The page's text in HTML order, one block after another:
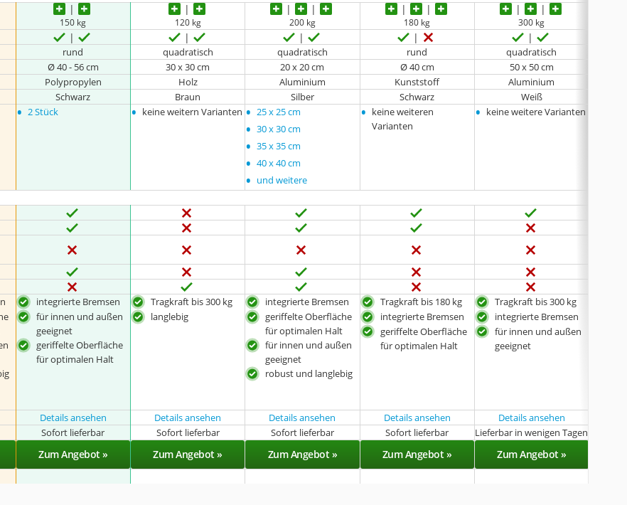
150 kg 120 kg 200 kg 180 kg 300 kg
rund quadratisch quadratisch rund
quadratisch
Ø 40 - 56 cm 30 x 30 cm 20 x 20 cm Ø 40 cm
50 x 50 cm
Polypropylen Holz Aluminium Kunststoff
Aluminium
Schwarz Braun Silber Schwarz Weiß
• 2 Stück • keine weitern Varianten • 25 x 25 cm
• 30 x 30 cm
• 35 x 35 cm
• 40 x 40 cm
• und weitere
• keine weiteren
Varianten
• keine weitere Varianten
integrierte Bremsen
für innen und außen
geeignet
geriffelte Oberfläche
für optimalen Halt
Tragkraft bis 300 kg
langlebig
integrierte Bremsen
geriffelte Oberfläche
für optimalen Halt
für innen und außen
geeignet
robust und langlebig
Tragkraft bis 180 kg
integrierte Bremsen
geriffelte Oberfläche
für optimalen Halt
Tragkraft bis 300 kg
integrierte Bremsen
für innen und außen
geeignet
Details ansehen Details ansehen Details ansehen Details ansehen Details ansehen
Sofort lieferbar Sofort lieferbar Sofort lieferbar Sofort lieferbar Lieferbar in wenigen Tagen
Zum Angebot » Zum Angebot » Zum Angebot » Zum Angebot » Zum Angebot »